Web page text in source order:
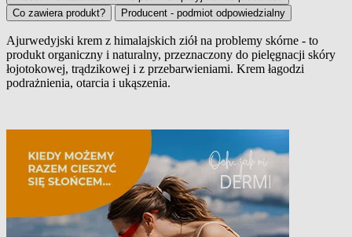
Co zawiera produkt?
Producent - podmiot odpowiedzialny
Opis produktu
Ajurwedyjski krem z himalajskich ziół na problemy skórne - to
produkt organiczny i naturalny, przeznaczony do pielęgnacji skóry
łojotokowej, trądzikowej i z przebarwieniami. Krem łagodzi
podrażnienia, otarcia i ukąszenia.